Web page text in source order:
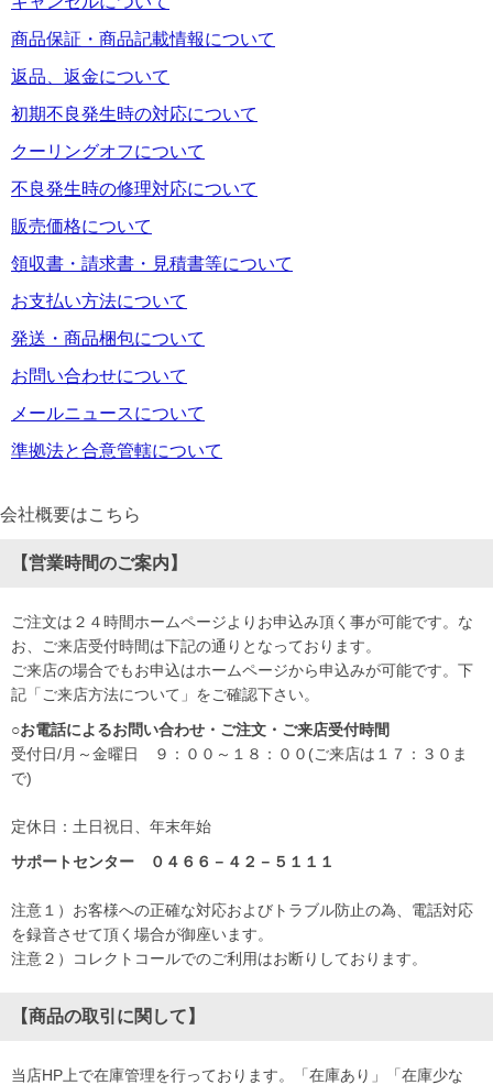
商品保証・商品記載情報について
返品、返金について
初期不良発生時の対応について
クーリングオフについて
不良発生時の修理対応について
販売価格について
領収書・請求書・見積書等について
お支払い方法について
発送・商品梱包について
お問い合わせについて
メールニュースについて
準拠法と合意管轄について
会社概要はこちら
【営業時間のご案内】
ご注文は２４時間ホームページよりお申込み頂く事が可能です。な
お、ご来店受付時間は下記の通りとなっております。
ご来店の場合でもお申込はホームページから申込みが可能です。下
記「ご来店方法について」をご確認下さい。
○お電話によるお問い合わせ・ご注文・ご来店受付時間
受付日/月～金曜日 ９：００～１８：００(ご来店は１７：３０ま
で)
定休日：土日祝日、年末年始
サポートセンター ０４６６－４２－５１１１
注意１）お客様への正確な対応およびトラブル防止の為、電話対応
を録音させて頂く場合が御座います。
注意２）コレクトコールでのご利用はお断りしております。
【商品の取引に関して】
当店HP上で在庫管理を行っております。「在庫あり」「在庫少な